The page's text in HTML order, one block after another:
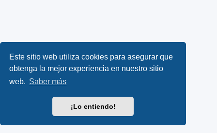
Este sitio web utiliza cookies para asegurar que
obtenga la mejor experiencia en nuestro sitio
web. Saber más
¡Lo entiendo!